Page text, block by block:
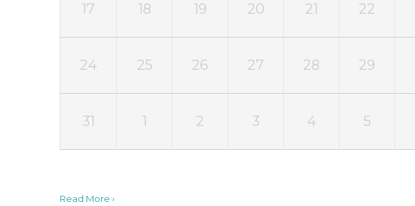
17 18 19 20 21 22
24 25 26 27 28 29
31 1 2 3 4 5
Read More ›